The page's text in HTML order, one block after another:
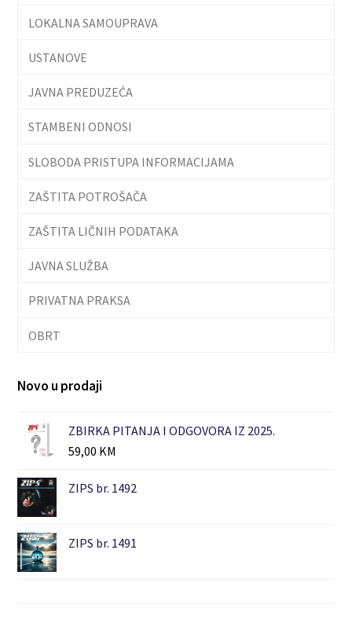
LOKALNA SAMOUPRAVA
USTANOVE
JAVNA PREDUZEĆA
STAMBENI ODNOSI
SLOBODA PRISTUPA INFORMACIJAMA
ZAŠTITA POTROŠAČA
ZAŠTITA LIČNIH PODATAKA
JAVNA SLUŽBA
PRIVATNA PRAKSA
OBRT
Novo u prodaji
ZBIRKA PITANJA I ODGOVORA IZ 2025.
59,00 KM
ZIPS br. 1492
ZIPS br. 1491